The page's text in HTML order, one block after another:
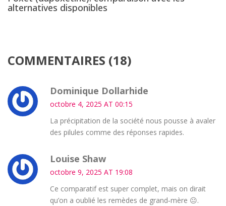
alternatives disponibles
COMMENTAIRES (18)
Dominique Dollarhide
octobre 4, 2025 AT 00:15
La précipitation de la société nous pousse à avaler
des pilules comme des réponses rapides.
Louise Shaw
octobre 9, 2025 AT 19:08
Ce comparatif est super complet, mais on dirait
qu’on a oublié les remèdes de grand‑mère 😐.